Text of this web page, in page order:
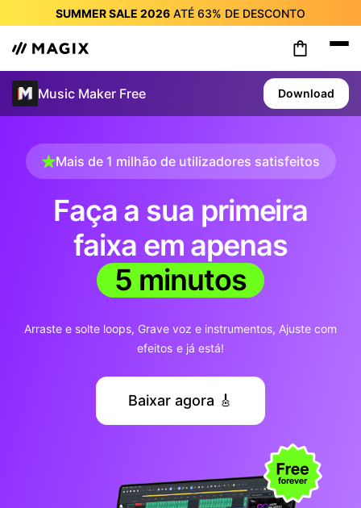
SUMMER SALE 2026 ATÉ 63% DE DESCONTO
SUMMER SALE 2026
DE DESCONTO
DE DESCONTO
SUMMER SALE 2026
DE DESCONTO
SUMMER SALE 2026ATÉ63%DE DESCONTO
Music Maker Free Download
Mais de 1 milhão de utilizadores satisfeitos
Faça a sua primeira
faixa em apenas
5 minutos
Arraste e solte loops Grave voz e instrumentos Ajuste com
efeitos e já está!
Baixar agora 🎸